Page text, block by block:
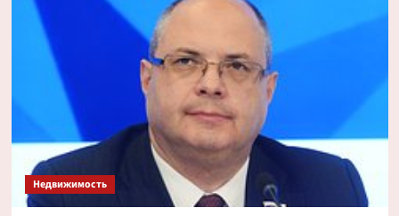
Недвижимость